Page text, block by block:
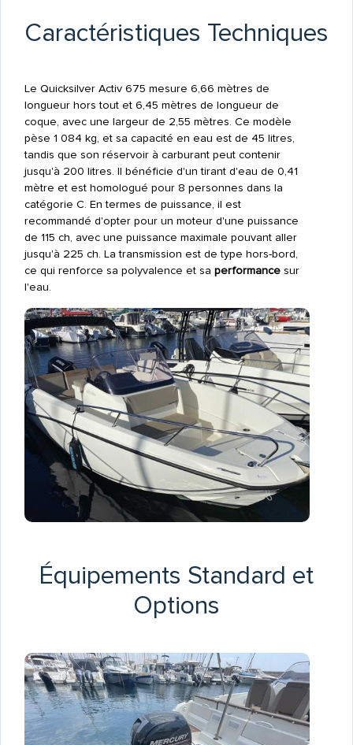
Caractéristiques Techniques
Le Quicksilver Activ 675 mesure 6,66 mètres de
longueur hors tout et 6,45 mètres de longueur de
coque, avec une largeur de 2,55 mètres. Ce modèle
pèse 1 084 kg, et sa capacité en eau est de 45 litres,
tandis que son réservoir à carburant peut contenir
jusqu'à 200 litres. Il bénéficie d'un tirant d'eau de 0,41
mètre et est homologué pour 8 personnes dans la
catégorie C. En termes de puissance, il est
recommandé d'opter pour un moteur d'une puissance
de 115 ch, avec une puissance maximale pouvant aller
jusqu'à 225 ch. La transmission est de type hors-bord,
ce qui renforce sa polyvalence et sa performancesur
l'eau.
Équipements Standard et
Options